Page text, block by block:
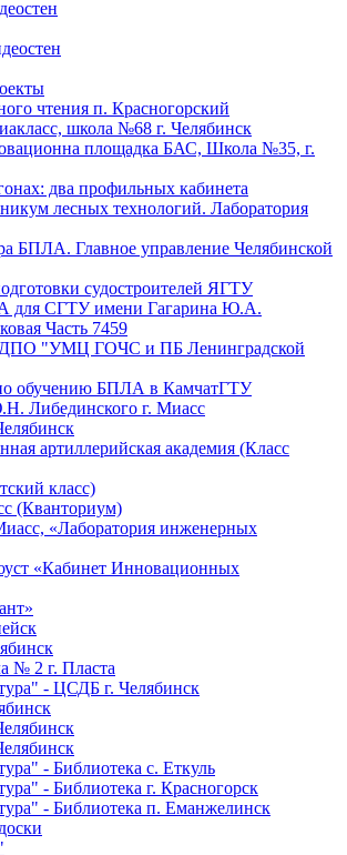
чтения п. Красногорский
школа №68 г. Челябинск
площадка БАС, Школа №35, г.
два профильных кабинета
лесных технологий. Лаборатория
БПЛА. Главное управление Челябинской
судостроителей ЯГТУ
для СГТУ имени Гагарина Ю.А.
Часть 7459
"УМЦ ГОЧС и ПБ Ленинградской
обучению БПЛА в КамчатГТУ
Либединского г. Миасс
артиллерийская академия (Класс
класс)
(Кванториум)
«Лаборатория инженерных
«Кабинет Инновационных
№ 2 г. Пласта
- ЦСДБ г. Челябинск
- Библиотека с. Еткуль
- Библиотека г. Красногорск
- Библиотека п. Еманжелинск